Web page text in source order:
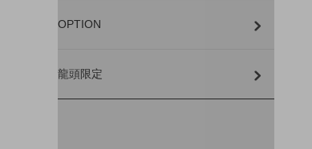
OPTION
龍頭限定